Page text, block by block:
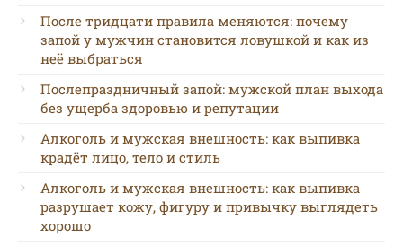
После тридцати правила меняются: почему
запой у мужчин становится ловушкой и как из
неё выбраться
Послепраздничный запой: мужской план выхода
без ущерба здоровью и репутации
Алкоголь и мужская внешность: как выпивка
крадёт лицо, тело и стиль
Алкоголь и мужская внешность: как выпивка
разрушает кожу, фигуру и привычку выглядеть
хорошо